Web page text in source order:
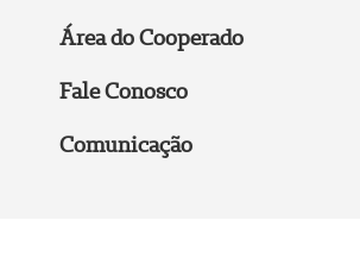
Área do Cooperado
Fale Conosco
Comunicação